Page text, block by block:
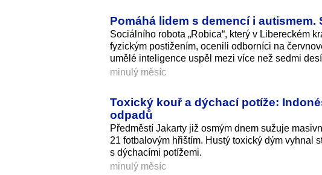
Pomáhá lidem s demencí i
Sociálního robota „Robica“, který v Libereckém
fyzickým postižením, ocenili odborníci na
umělé inteligence uspěl mezi více než sedmi
minulý měsíc
Toxický kouř a dýchací potíže:
odpadů
Předměstí Jakarty již osmým dnem sužuje
21 fotbalovým hřištím. Hustý toxický dým vyhnal
s dýchacími potížemi.
minulý měsíc